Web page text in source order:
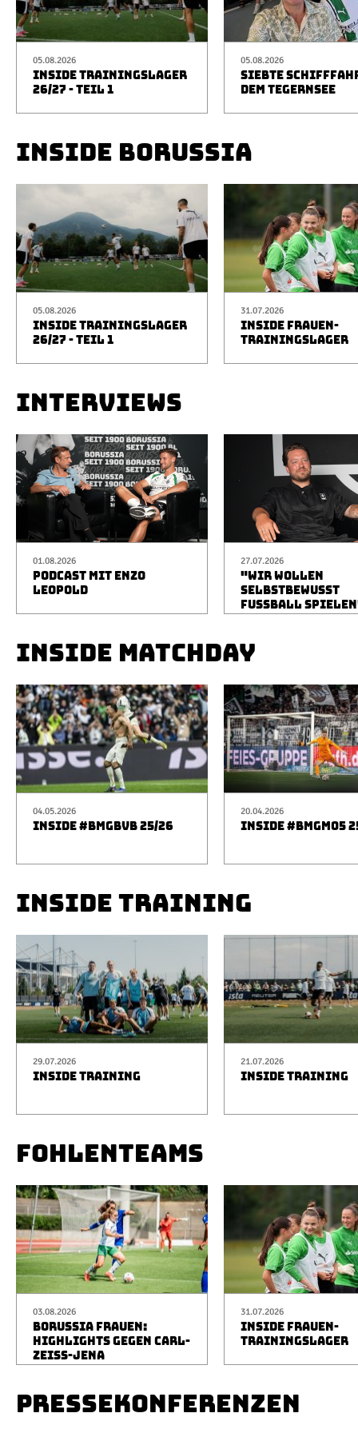
05.08.2026
INSIDE TRAININGSLAGER
26/27 - TEIL 1
05.08.2026
SIEBTE
DEM TEGERNSEE
INSIDE BORUSSIA
05.08.2026
INSIDE TRAININGSLAGER
26/27 - TEIL 1
31.07.2026
INSIDE FRAUEN-
TRAININGSLAGER
INTERVIEWS
01.08.2026
PODCAST MIT ENZO
LEOPOLD
27.07.2026
"WIR WOLLEN
SELBSTBEWUSST
FUSSBALL
INSIDE MATCHDAY
04.05.2026
INSIDE #BMGBVB 25/26
20.04.2026
INSIDE #BMGM05
INSIDE TRAINING
29.07.2026
INSIDE TRAINING
21.07.2026
INSIDE TRAINING
FOHLENTEAMS
03.08.2026
BORUSSIA FRAUEN:
HIGHLIGHTS GEGEN CARL-
ZEISS-JENA
31.07.2026
INSIDE FRAUEN-
TRAININGSLAGER
PRESSEKONFERENZEN